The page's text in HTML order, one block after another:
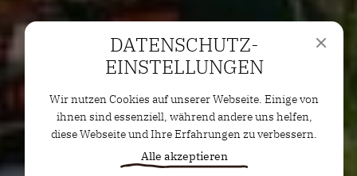
DATENSCHUTZ­
EINSTELLUNGEN
Wir nutzen Cookies auf unserer Webseite. Einige von
ihnen sind essenziell, während andere uns helfen,
diese Webseite und Ihre Erfahrungen zu verbessern.
Alle akzeptieren